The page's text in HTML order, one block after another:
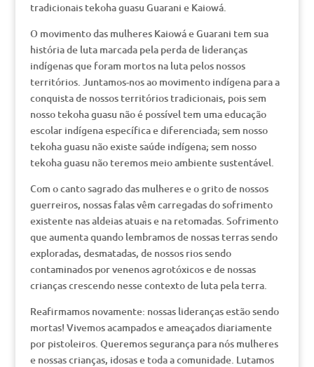
tradicionais tekoha guasu Guarani e Kaiowá.
O movimento das mulheres Kaiowá e Guarani tem sua
história de luta marcada pela perda de lideranças
indígenas que foram mortos na luta pelos nossos
territórios. Juntamos-nos ao movimento indígena para a
conquista de nossos territórios tradicionais, pois sem
nosso tekoha guasu não é possível tem uma educação
escolar indígena específica e diferenciada; sem nosso
tekoha guasu não existe saúde indígena; sem nosso
tekoha guasu não teremos meio ambiente sustentável.
Com o canto sagrado das mulheres e o grito de nossos
guerreiros, nossas falas vêm carregadas do sofrimento
existente nas aldeias atuais e na retomadas. Sofrimento
que aumenta quando lembramos de nossas terras sendo
exploradas, desmatadas, de nossos rios sendo
contaminados por venenos agrotóxicos e de nossas
crianças crescendo nesse contexto de luta pela terra.
Reafirmamos novamente: nossas lideranças estão sendo
mortas! Vivemos acampados e ameaçados diariamente
por pistoleiros. Queremos segurança para nós mulheres
e nossas crianças, idosas e toda a comunidade. Lutamos